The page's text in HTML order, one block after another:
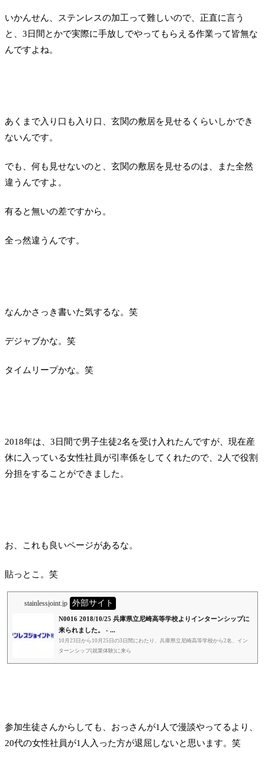
いかんせん、ステンレスの加工って難しいので、正直に言う
と、3日間とかで実際に手放しでやってもらえる作業って皆無な
んですよね。
あくまで入り口も入り口、玄関の敷居を見せるくらいしかでき
ないんです。
でも、何も見せないのと、玄関の敷居を見せるのは、また全然
違うんですよ。
有ると無いの差ですから。
全っ然違うんです。
なんかさっき書いた気するな。笑
デジャブかな。笑
タイムリープかな。笑
2018年は、3日間で男子生徒2名を受け入れたんですが、現在産
休に入っている女性社員が引率係をしてくれたので、2人で役割
分担をすることができました。
お、これも良いページがあるな。
貼っとこ。笑
stainlessjoint.jp 外部サイト
N0016 2018/10/25 兵庫県立尼崎高等学校よりインターンシップに
来られました。 - ...
10月23日から10月25日の3日間にわたり、兵庫県立尼崎高等学校から2名、イン
ターンシップ(就業体験)に来ら
参加生徒さんからしても、おっさんが1人で漫談やってるより、
20代の女性社員が1人入った方が退屈しないと思います。笑